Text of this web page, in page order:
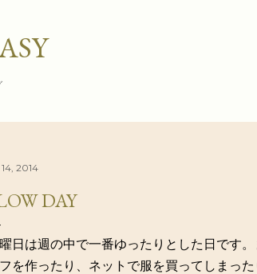
14, 2014
DAY
日は週の中で一番ゆったりとした日です
を作ったり、ネットで服を買ってしまっ